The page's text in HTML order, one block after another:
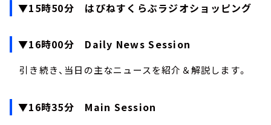
▼15時50分 はぴねすくらぶラジオショッピング
▼16時00分 Daily News Session
引き続き、当日の主なニュースを紹介＆解説します。
▼16時35分 Main Session